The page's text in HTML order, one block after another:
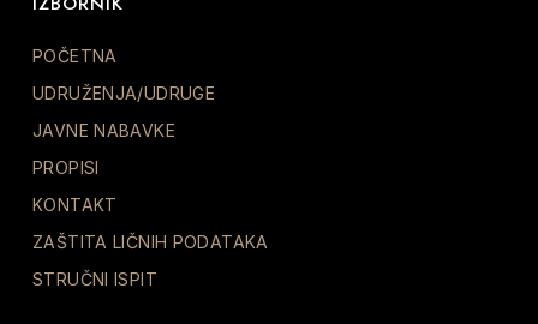
POČETNA
UDRUŽENJA/UDRUGE
JAVNE NABAVKE
PROPISI
KONTAKT
ZAŠTITA LIČNIH PODATAKA
STRUČNI ISPIT